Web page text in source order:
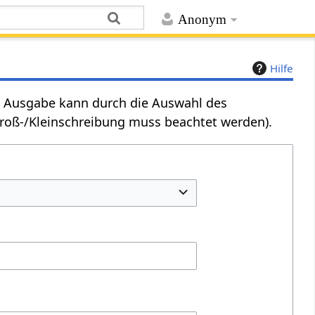
Anonym
Hilfe
kann durch die Auswahl des
Kleinschreibung muss beachtet werden).